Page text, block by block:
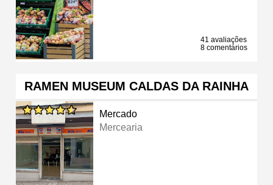
41 avaliações
8 comentários
RAMEN MUSEUM CALDAS DA RAINHA
Mercado
Mercearia